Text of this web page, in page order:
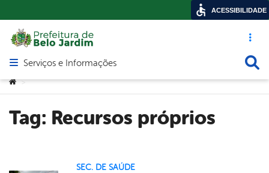
Acesso
Abrir menu principal de navegação
Serviços e Informações
Você está aqui:
>
Tag: Recursos próprios
SEC. DE SAÚDE
ACESSIBILIDADE